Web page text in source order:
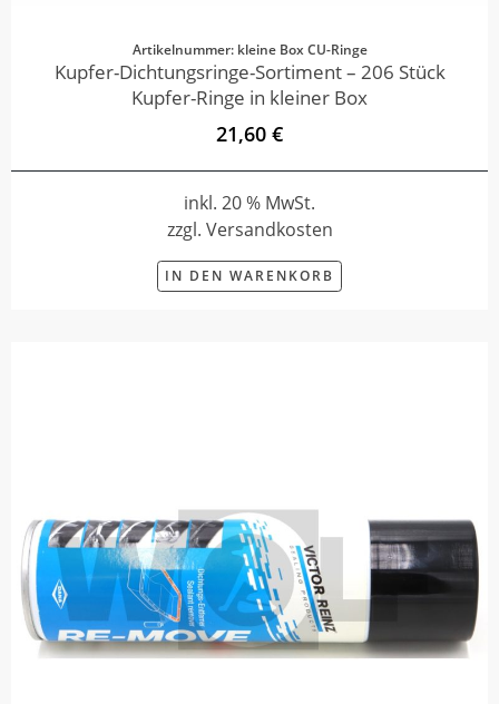
Artikelnummer: kleine Box CU-Ringe
Kupfer-Dichtungsringe-Sortiment – 206 Stück
Kupfer-Ringe in kleiner Box
21,60 €
inkl. 20 % MwSt.
zzgl. Versandkosten
IN DEN WARENKORB